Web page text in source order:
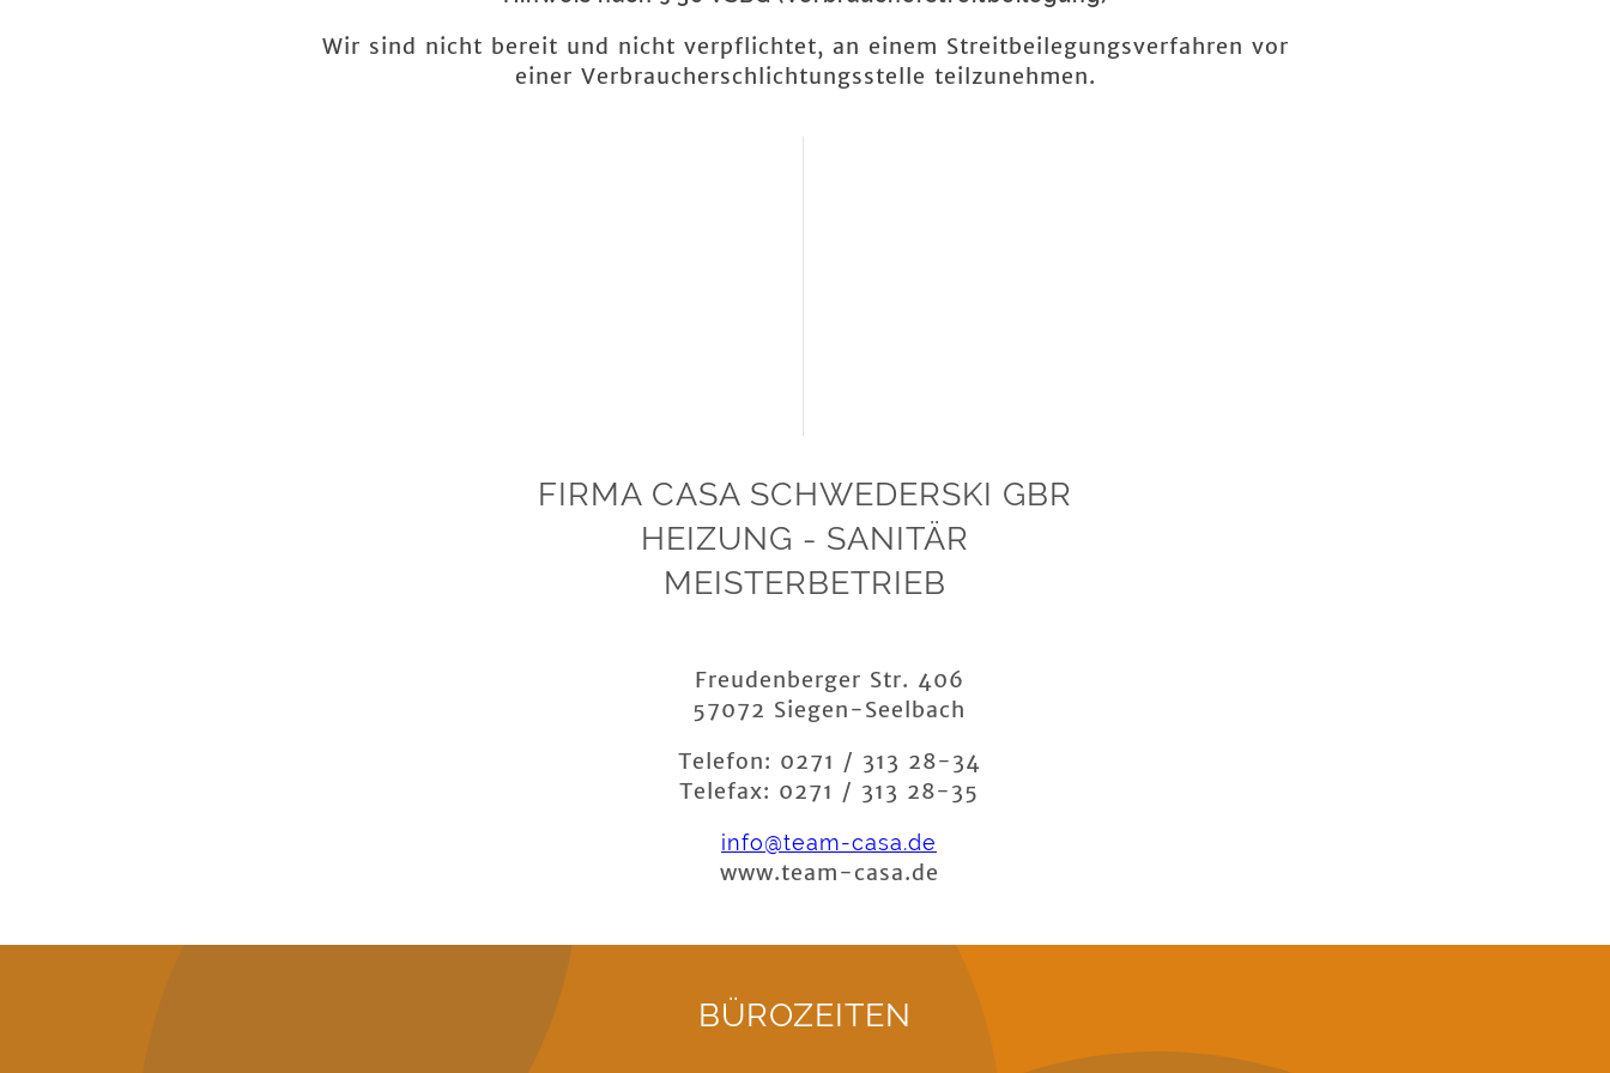
Wir sind nicht bereit und nicht verpflichtet, an einem Streitbeilegungsverfahren vor
einer Verbraucherschlichtungsstelle teilzunehmen.
FIRMA CASA SCHWEDERSKI GBR
HEIZUNG - SANITÄR
MEISTERBETRIEB
Freudenberger Str. 406
57072 Siegen-Seelbach
Telefon: 0271 / 313 28-34
Telefax: 0271 / 313 28-35
info@team-casa.de
www.team-casa.de
BÜROZEITEN